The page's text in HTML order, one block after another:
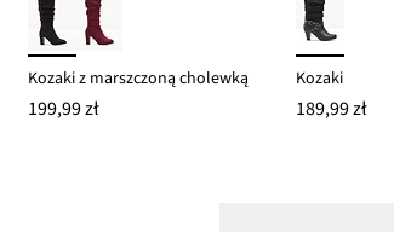
Kozaki z marszczoną cholewką
199,99 zł
Kozaki
189,99 zł